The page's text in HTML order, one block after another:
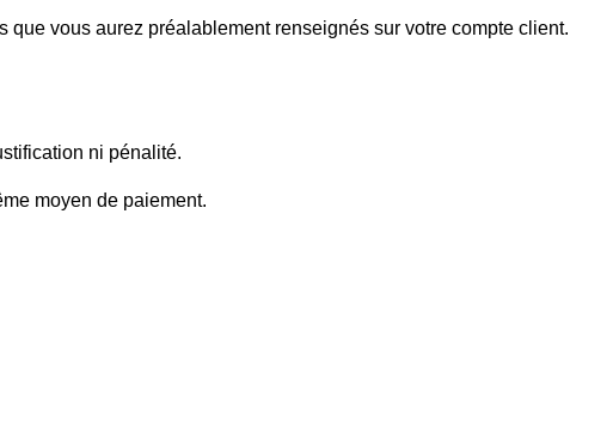
vous aurez préalablement renseignés sur votre compte client.
ni pénalité.
moyen de paiement.